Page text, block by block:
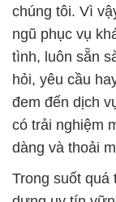
chúng tôi. Vì
ngũ phục vụ
tình, luôn sẵn
hỏi, yêu cầu
đem đến dịch
có trải nghiệm
dàng và thoải
Trong suốt quá